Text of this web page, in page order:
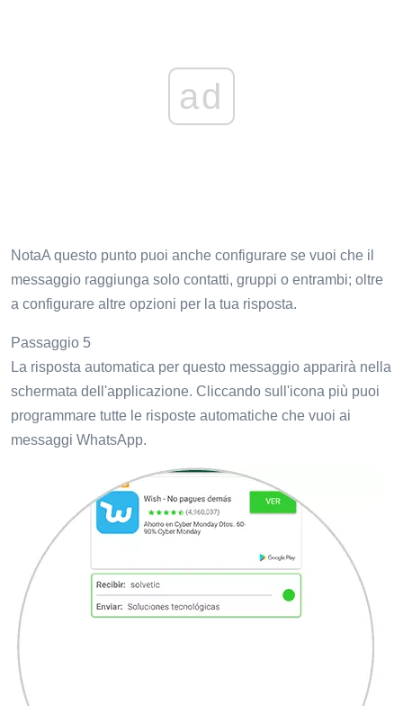
ad
NotaA questo punto puoi anche configurare se vuoi che il
messaggio raggiunga solo contatti, gruppi o entrambi; oltre
a configurare altre opzioni per la tua risposta.
Passaggio 5
La risposta automatica per questo messaggio apparirà nella
schermata dell'applicazione. Cliccando sull'icona più puoi
programmare tutte le risposte automatiche che vuoi ai
messaggi WhatsApp.